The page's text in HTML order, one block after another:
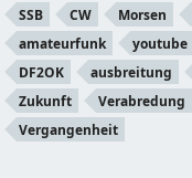
SSB CW Morsen
amateurfunk
youtube
DF2OK
ausbreitung
Zukunft
Verabredung
Vergangenheit